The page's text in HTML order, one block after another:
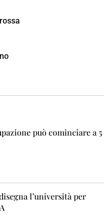
può cominciare a 5
l’università per